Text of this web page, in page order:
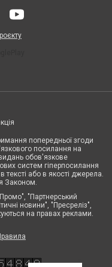
попередньої згоди
посилання на
обов'язкове
систем гіперпосилання
тексті або в якості джерела.
Законом.
"Партнерський
новини", "Пресреліз",
на правах реклами.